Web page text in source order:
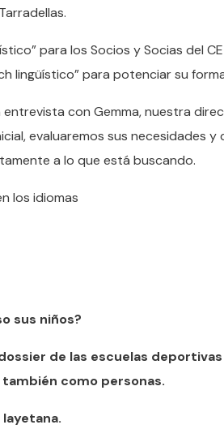
para los Socios y Socias del
lingüístico” para potenciar su
con Gemma, nuestra
evaluaremos sus necesidades y
a lo que está buscando.
los idiomas
sus niños?
de las escuelas
como personas.